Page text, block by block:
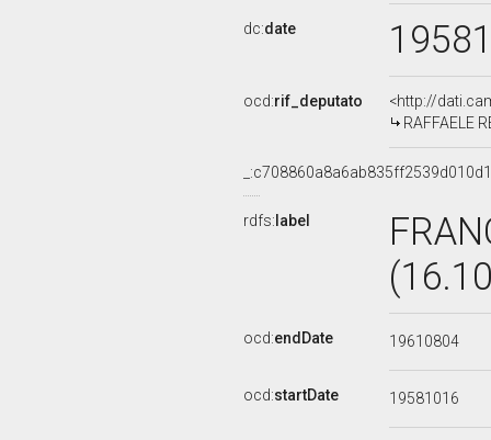
dc:date
ocd:rif_deputato
<http://
RAFFAELE
rdfs: label
ocd:endDate 19610804
ocd:startDate 19581016